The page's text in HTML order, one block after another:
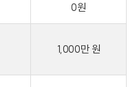
0원
1,000만 원